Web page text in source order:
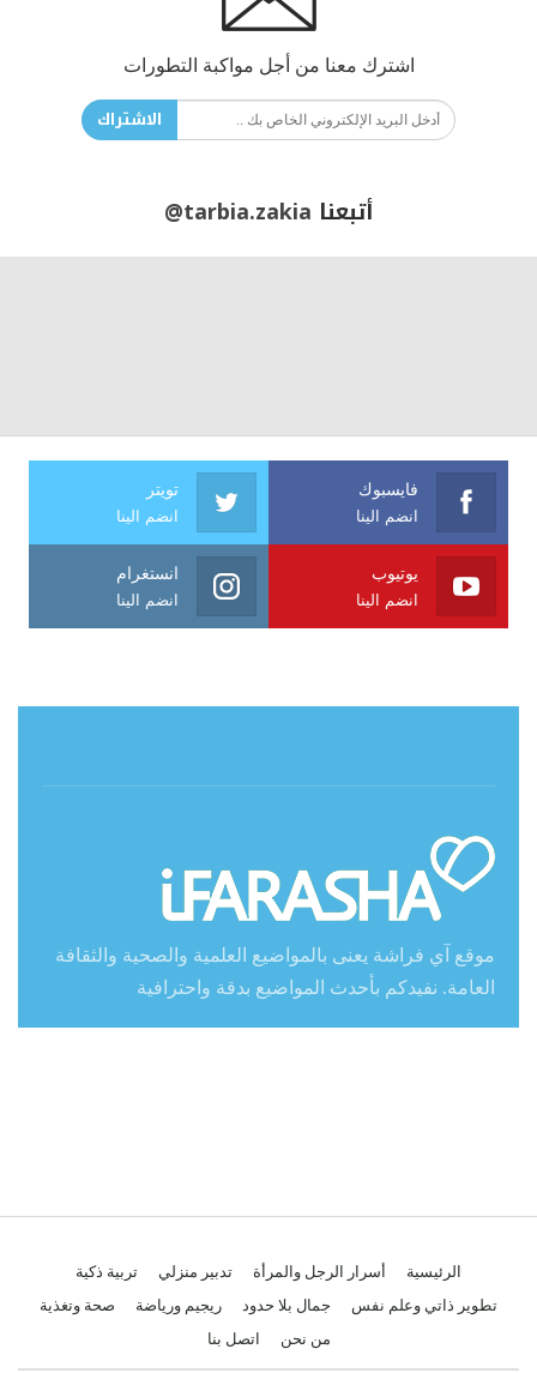
اشترك معنا من أجل مواكبة التطورات
الاشتراك
أتبعنا @tarbia.zakia
فايسبوك
انضم الينا
تويتر
انضم الينا
يوتيوب
انضم الينا
انستغرام
انضم الينا
موقع آي فراشة يعنى بالمواضيع العلمية والصحية والثقافة
العامة. نفيدكم بأحدث المواضيع بدقة واحترافية
الرئيسية أسرار الرجل والمرأة تدبير منزلي
تربية ذكية
تطوير ذاتي وعلم نفس
جمال بلا حدود ريجيم ورياضة
صحة وتغذية
من نحن
اتصل بنا